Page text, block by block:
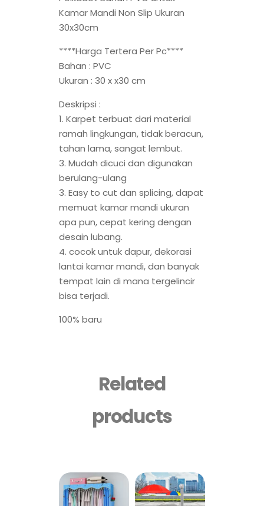
Kamar Mandi Non Slip Ukuran
30x30cm
****Harga Tertera Per Pc****
Bahan : PVC
Ukuran : 30 x x30 cm
Deskripsi :
1. Karpet terbuat dari material
ramah lingkungan, tidak beracun,
tahan lama, sangat lembut.
3. Mudah dicuci dan digunakan
berulang-ulang
3. Easy to cut dan splicing, dapat
memuat kamar mandi ukuran
apa pun, cepat kering dengan
desain lubang.
4. cocok untuk dapur, dekorasi
lantai kamar mandi, dan banyak
tempat lain di mana tergelincir
bisa terjadi.
100% baru
Related
products